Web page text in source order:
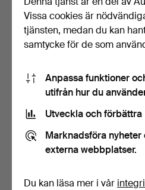
GOLVLAMPA, TEAK, No
135, 1950/1960-TAL, MÖ…
4 bud
37 USD
Vissa cookies är
tjänsten, medan du kan
samtycke för de som
Anpassa funktioner
utifrån hur du
Utveckla och
Marknadsföra
externa webbplatser.
Du kan läsa mer i vår